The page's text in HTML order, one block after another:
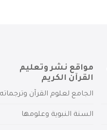
مواقع نشر وتعليم
القرآن الكريم
الجامع لعلوم القرآن وترجماته
السنة النبوية وعلومها